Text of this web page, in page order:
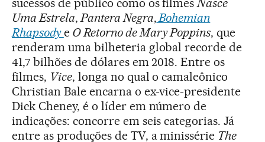
sucessos de público como os filmesNasce
Uma Estrela,Pantera Negra,Bohemian
RhapsodyeO Retorno de Mary Poppins, que
renderam uma bilheteria global recorde de
41,7 bilhões de dólares em 2018. Entre os
filmes, Vice, longa no qual o camaleônico
Christian Bale encarna o ex-vice-presidente
Dick Cheney, é o líder em número de
indicações: concorre em seis categorias. Já
entre as produções de TV, a minissérie The